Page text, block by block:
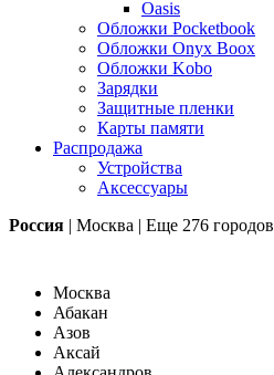
Oasis
Обложки Pocketbook
Обложки Onyx Boox
Обложки Kobo
Зарядки
Защитные пленки
Карты памяти
Распродажа
Устройства
Аксессуары
Россия | Москва | Еще 276 городов
Москва
Абакан
Азов
Аксай